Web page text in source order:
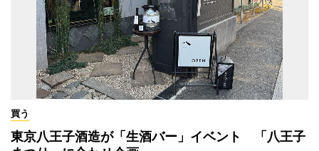
買う
東京八王子酒造が「生酒バー」イベント 「八王子